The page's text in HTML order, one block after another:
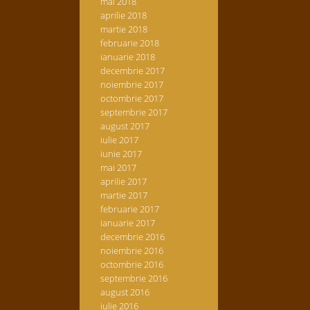
aprilie 2018
martie 2018
februarie 2018
ianuarie 2018
decembrie 2017
noiembrie 2017
octombrie 2017
septembrie 2017
august 2017
iulie 2017
iunie 2017
mai 2017
aprilie 2017
martie 2017
februarie 2017
ianuarie 2017
decembrie 2016
noiembrie 2016
octombrie 2016
septembrie 2016
august 2016
iulie 2016